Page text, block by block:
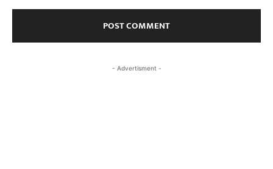
- Advertisment -